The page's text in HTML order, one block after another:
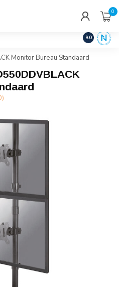
0
Incl. btw
Hoge
9.0
Monitor Bureau Standaard